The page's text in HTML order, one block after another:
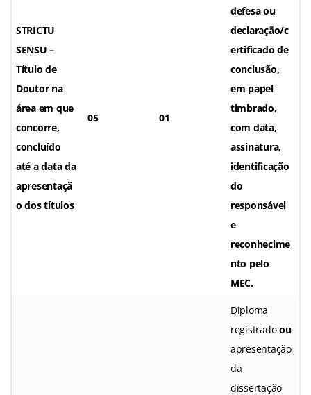
STRICTU
SENSU –
Título de
Doutorna
área em que
concorre,
concluído
até a data da
apresentaçã
o dos títulos
05 01
defesaou
declaração/c
ertificado de
conclusão,
em papel
timbrado,
com data,
assinatura,
identificação
do
responsável
e
reconhecime
nto pelo
MEC.
Diploma
registradoou
apresentação
da
dissertação